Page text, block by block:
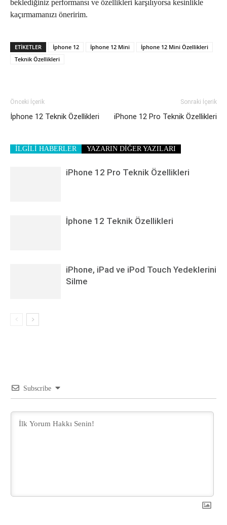
beklediğiniz performansı ve özellikleri karşılıyorsa kesinlikle
kaçırmamanızı öneririm.
ETIKETLER İphone 12 İphone 12 Mini
İphone 12 Mini Özellikleri
Teknik Özellikleri
Önceki İçerik
İphone 12 Teknik Özellikleri
Sonraki İçerik
iPhone 12 Pro Teknik Özellikleri
İLGİLİ HABERLER YAZARIN DİĞER YAZILARI
iPhone 12 Pro Teknik Özellikleri
İphone 12 Teknik Özellikleri
iPhone, iPad ve iPod Touch Yedeklerini
Silme
Subscribe